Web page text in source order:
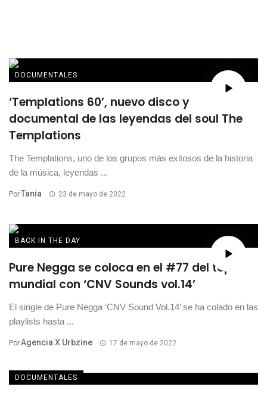
DOCUMENTALES
‘Templations 60’, nuevo disco y
documental de las leyendas del soul The
Templations
The Templations, uno de los grupos más exitosos de la historia
de la música, leyendas ...
PorTania 23 de mayo de 2022
BACK IN THE DAY
Pure Negga se coloca en el #77 del top
mundial con ‘CNV Sounds vol.14’
El single de Pure Negga ‘CNV Sound Vol.14’ se ha colado en las
playlists hasta ...
PorAgencia X Urbzine 17 de mayo de 2022
DOCUMENTALES